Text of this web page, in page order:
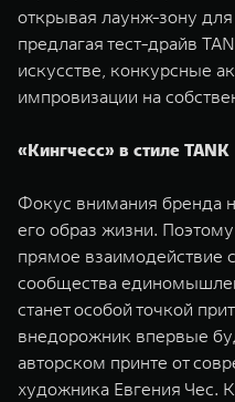
Расширяя границы комфорта
открывая лаунж-зону для
предлагая тест-драйв
искусстве, конкурсные
импровизации на
«Кингчесс» в стиле TANK
Фокус внимания бренда
его образ жизни.
прямое взаимодействие
сообщества
станет особой точкой
внедорожник впервые
авторском принте от
художника Евгения Чес.